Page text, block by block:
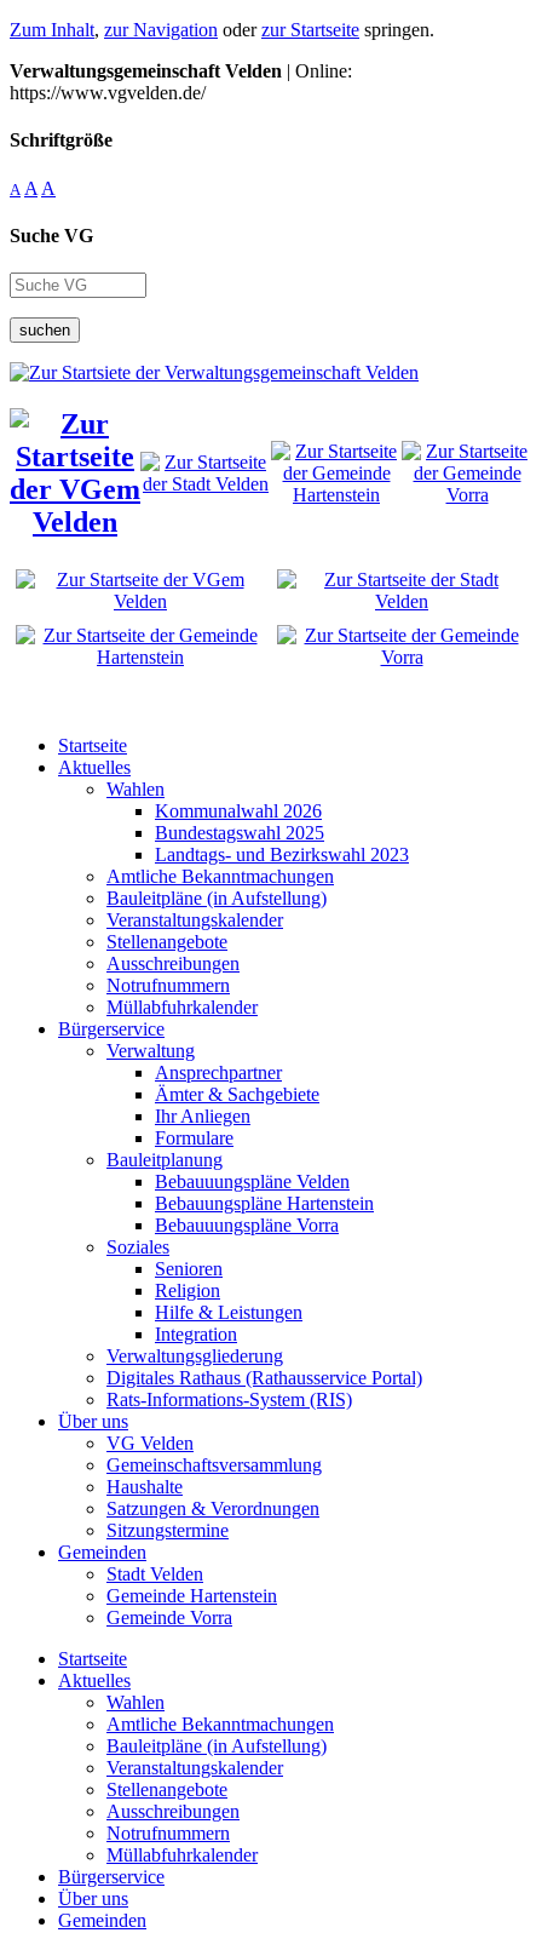
Zum Inhalt, zur Navigation oderzur Startseite springen.
Verwaltungsgemeinschaft Velden | Online:
https://www.vgvelden.de/
Schriftgröße
A A A
Suche VG
suchen
Startseite
Aktuelles
Wahlen
Kommunalwahl 2026
Bundestagswahl 2025
Landtags- und Bezirkswahl 2023
Amtliche Bekanntmachungen
Bauleitpläne (in Aufstellung)
Veranstaltungskalender
Stellenangebote
Ausschreibungen
Notrufnummern
Müllabfuhrkalender
Bürgerservice
Verwaltung
Ansprechpartner
Ämter & Sachgebiete
Ihr Anliegen
Formulare
Bauleitplanung
Bebauuungspläne Velden
Bebauungspläne Hartenstein
Bebauuungspläne Vorra
Soziales
Senioren
Religion
Hilfe & Leistungen
Integration
Verwaltungsgliederung
Digitales Rathaus (Rathausservice Portal)
Rats-Informations-System (RIS)
Über uns
VG Velden
Gemeinschaftsversammlung
Haushalte
Satzungen & Verordnungen
Sitzungstermine
Gemeinden
Stadt Velden
Gemeinde Hartenstein
Gemeinde Vorra
Startseite
Aktuelles
Wahlen
Amtliche Bekanntmachungen
Bauleitpläne (in Aufstellung)
Veranstaltungskalender
Stellenangebote
Ausschreibungen
Notrufnummern
Müllabfuhrkalender
Bürgerservice
Über uns
Gemeinden